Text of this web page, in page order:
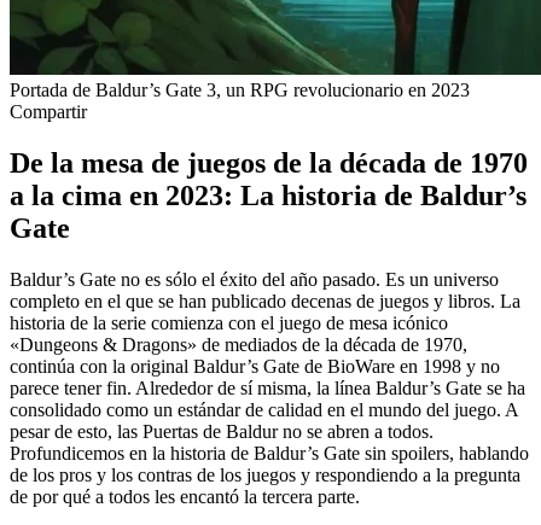
Portada de Baldur’s Gate 3, un RPG revolucionario en 2023
Compartir
De la mesa de juegos de la década de 1970
a la cima en 2023: La historia de Baldur’s
Gate
Baldur’s Gate no es sólo el éxito del año pasado. Es un universo
completo en el que se han publicado decenas de juegos y libros. La
historia de la serie comienza con el juego de mesa icónico
«Dungeons & Dragons» de mediados de la década de 1970,
continúa con la original Baldur’s Gate de BioWare en 1998 y no
parece tener fin. Alrededor de sí misma, la línea Baldur’s Gate se ha
consolidado como un estándar de calidad en el mundo del juego. A
pesar de esto, las Puertas de Baldur no se abren a todos.
Profundicemos en la historia de Baldur’s Gate sin spoilers, hablando
de los pros y los contras de los juegos y respondiendo a la pregunta
de por qué a todos les encantó la tercera parte.